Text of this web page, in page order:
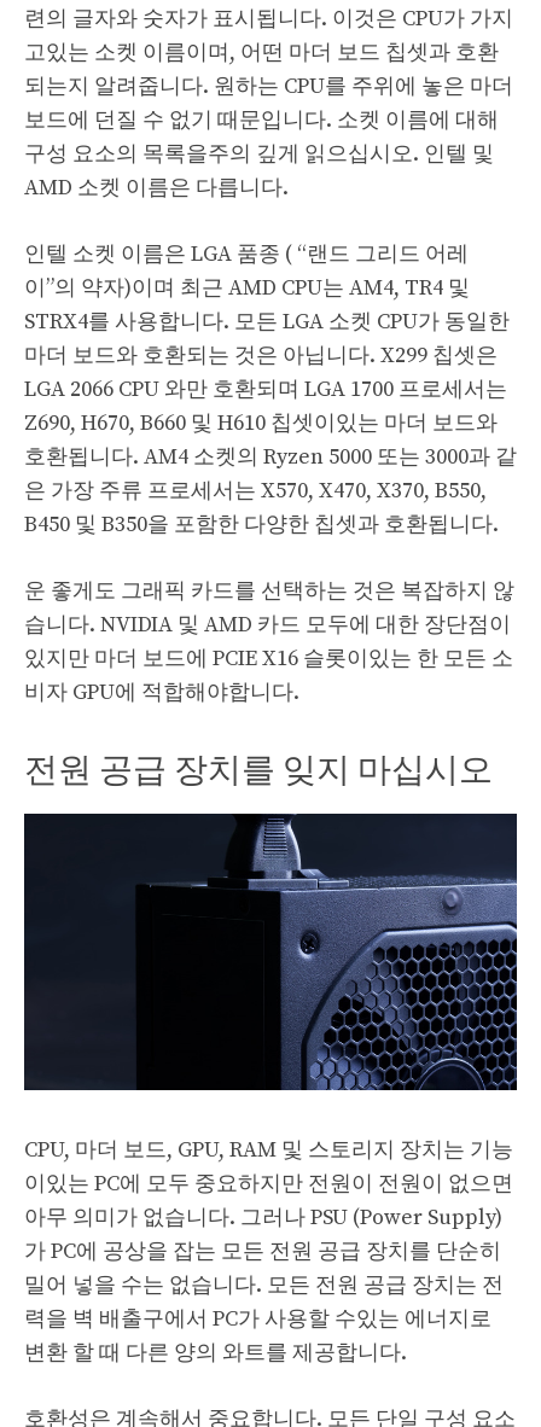
련의 글자와 숫자가 표시됩니다. 이것은 CPU가 가지
고있는 소켓 이름이며, 어떤 마더 보드 칩셋과 호환
되는지 알려줍니다. 원하는 CPU를 주위에 놓은 마더
보드에 던질 수 없기 때문입니다. 소켓 이름에 대해
구성 요소의 목록을주의 깊게 읽으십시오. 인텔 및
AMD 소켓 이름은 다릅니다.
인텔 소켓 이름은 LGA 품종 ( “랜드 그리드 어레
이”의 약자)이며 최근 AMD CPU는 AM4, TR4 및
STRX4를 사용합니다. 모든 LGA 소켓 CPU가 동일한
마더 보드와 호환되는 것은 아닙니다. X299 칩셋은
LGA 2066 CPU 와만 호환되며 LGA 1700 프로세서는
Z690, H670, B660 및 H610 칩셋이있는 마더 보드와
호환됩니다. AM4 소켓의 Ryzen 5000 또는 3000과 같
은 가장 주류 프로세서는 X570, X470, X370, B550,
B450 및 B350을 포함한 다양한 칩셋과 호환됩니다.
운 좋게도 그래픽 카드를 선택하는 것은 복잡하지 않
습니다. NVIDIA 및 AMD 카드 모두에 대한 장단점이
있지만 마더 보드에 PCIE X16 슬롯이있는 한 모든 소
비자 GPU에 적합해야합니다.
전원 공급 장치를 잊지 마십시오
CPU, 마더 보드, GPU, RAM 및 스토리지 장치는 기능
이있는 PC에 모두 중요하지만 전원이 전원이 없으면
아무 의미가 없습니다. 그러나 PSU (Power Supply)
가 PC에 공상을 잡는 모든 전원 공급 장치를 단순히
밀어 넣을 수는 없습니다. 모든 전원 공급 장치는 전
력을 벽 배출구에서 PC가 사용할 수있는 에너지로
변환 할 때 다른 양의 와트를 제공합니다.
호환성은 계속해서 중요합니다. 모든 단일 구성 요소